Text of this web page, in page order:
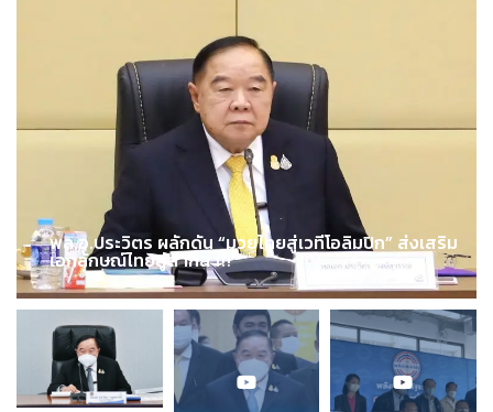
พล.อ.ประวิตร ผลักดัน “มวยไทยสู่เวทีโอลิมปิก” ส่งเสริม
เอกลักษณ์ไทยสู่สากล !!!